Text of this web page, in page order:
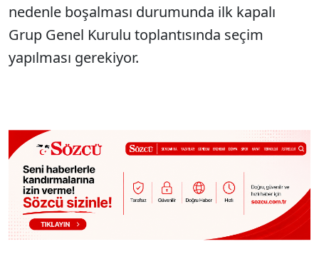
nedenle boşalması durumunda ilk kapalı
Grup Genel Kurulu toplantısında seçim
yapılması gerekiyor.